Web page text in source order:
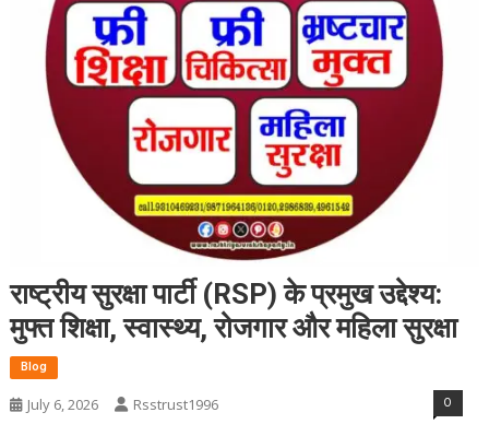
राष्ट्रीय सुरक्षा पार्टी (RSP) के प्रमुख उद्देश्य:
मुफ्त शिक्षा, स्वास्थ्य, रोजगार और महिला सुरक्षा
Blog
July 6, 2026
Rsstrust1996 0